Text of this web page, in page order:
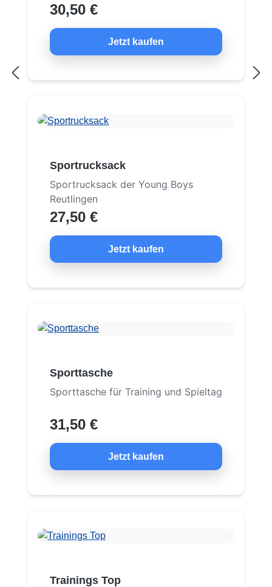
30,50 €
Jetzt kaufen
Sportrucksack
Sportrucksack der Young Boys
Reutlingen
27,50 €
Jetzt kaufen
Sporttasche
Sporttasche für Training und Spieltag
31,50 €
Jetzt kaufen
Trainings Top